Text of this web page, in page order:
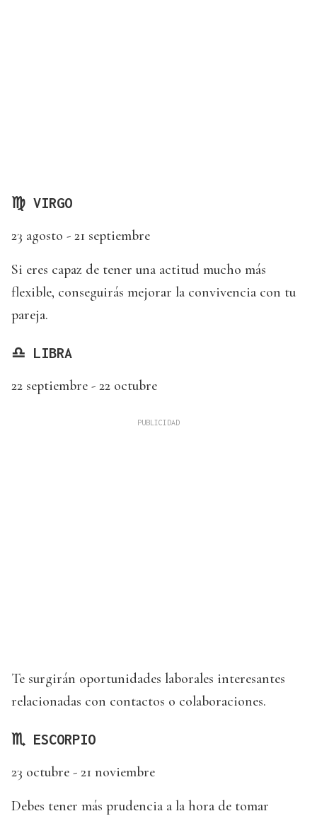
♍ VIRGO
23 agosto - 21 septiembre
Si eres capaz de tener una actitud mucho más
flexible, conseguirás mejorar la convivencia con tu
pareja.
♎ LIBRA
22 septiembre - 22 octubre
Te surgirán oportunidades laborales interesantes
relacionadas con contactos o colaboraciones.
♏ ESCORPIO
23 octubre - 21 noviembre
Debes tener más prudencia a la hora de tomar